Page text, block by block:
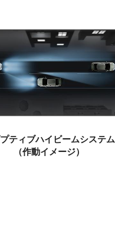
ティブハイビームシステム
（作動イメージ）